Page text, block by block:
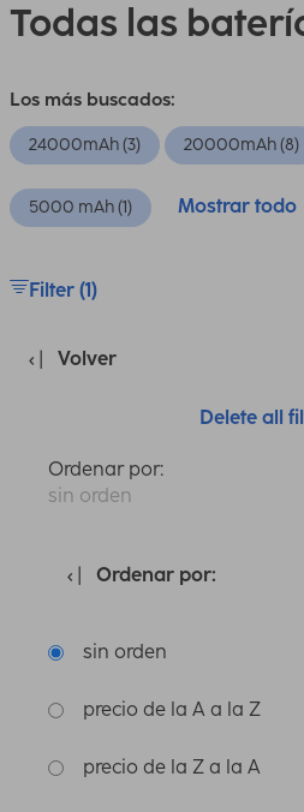
Todas las
Los más buscados:
24000mAh (3) 20000mAh (8)
5000 mAh (1) Mostrar todo
Filter (1)
Volver
Delete all
Ordenar por:
sin orden
Ordenar por:
sin orden
precio de la A a la Z
precio de la Z a la A